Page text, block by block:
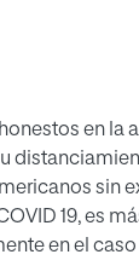
en la
sin
19, es
en el